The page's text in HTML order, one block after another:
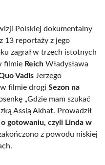
Polskiej dokumentalny
13 reportaży z jego
zagrał w trzech istotnych
filmie Reich Władysława
Vadis Jerzego
filmie drogi Sezon na
„Gdzie mam szukać
Assią Akhat. Prowadził
gotowaniu, czyli Linda w
z powodu niskiej